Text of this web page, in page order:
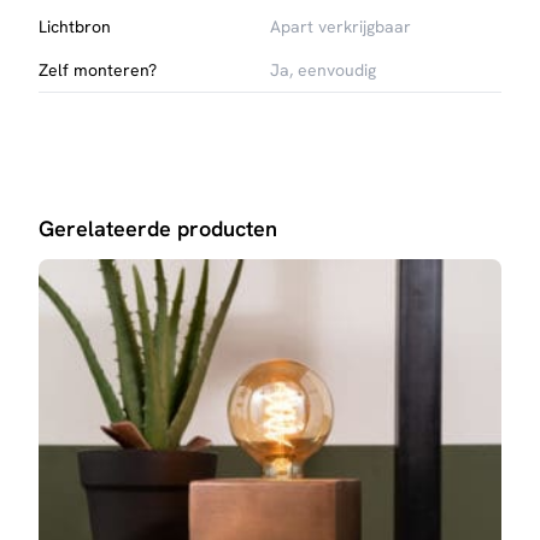
Lichtbron
Apart verkrijgbaar
Zelf monteren?
Ja, eenvoudig
Gerelateerde producten